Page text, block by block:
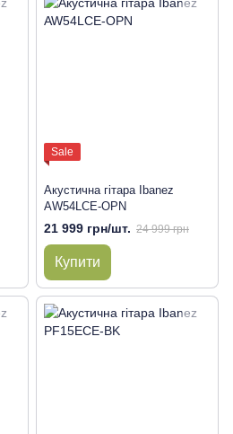
Sale
Акустична гітара Ibanez
AW54LCE-OPN
21 999 грн/шт. 24 999 грн
Купити